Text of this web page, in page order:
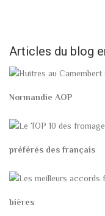
Articles du blog
Normandie AOP
préférés des français
bières